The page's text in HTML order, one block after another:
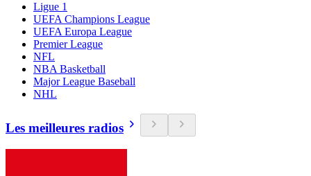
Ligue 1
UEFA Champions League
UEFA Europa League
Premier League
NFL
NBA Basketball
Major League Baseball
NHL
Les meilleures radios